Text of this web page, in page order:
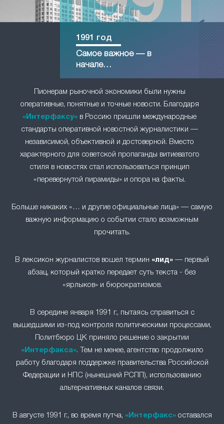
Пионерам рыночной экономики были нужны
оперативные, понятные и точные новости. Благодаря
«Интерфаксу» в Россию пришли международные
стандарты оперативной новостной журналистики —
независимой, объективной и достоверной. Вместо
характерного для советской пропаганды витиеватого
стиля в новостях стал использоваться принцип
«перевернутой пирамиды» и опора на факты.
1991 год
Самое важное — в
начале…
Больше никаких «… и другие официальные лица» — самую
важную информацию о событии стало возможным
прочитать.
В лексикон журналистов вошел термин «лид» — первый
абзац, который кратко передает суть текста - без
«ярлыков» и бюрократизмов.
В середине января 1991 г., пытаясь справиться с
вышедшими из-под контроля политическими процессами,
Политбюро ЦК приняло решение о закрытии
«Интерфакса». Тем не менее, агентство продолжило
работу благодаря поддержке правительства Российской
Федерации и НПС (нынешний РСПП), использованию
альтернативных каналов связи.
В августе 1991 г., во время путча, «Интерфакс»оставался